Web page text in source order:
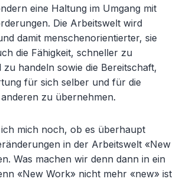
eine Haltung im Umgang mit
Die Arbeitswelt wird
damit menschenorientierter, sie
die Fähigkeit, schneller zu
zu handeln sowie die Bereitschaft,
für sich selber und für die
zu übernehmen.
mich noch, ob es überhaupt
in der Arbeitswelt «New
Was machen wir denn dann in ein
«New Work» nicht mehr «new» ist